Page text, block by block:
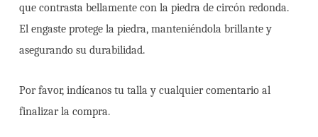
que contrasta bellamente con la piedra de circón redonda.
El engaste protege la piedra, manteniéndola brillante y
asegurando su durabilidad.
Por favor, indícanos tu talla y cualquier comentario al
finalizar la compra.